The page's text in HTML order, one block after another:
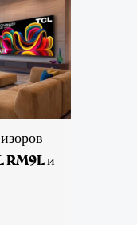
RM9L и